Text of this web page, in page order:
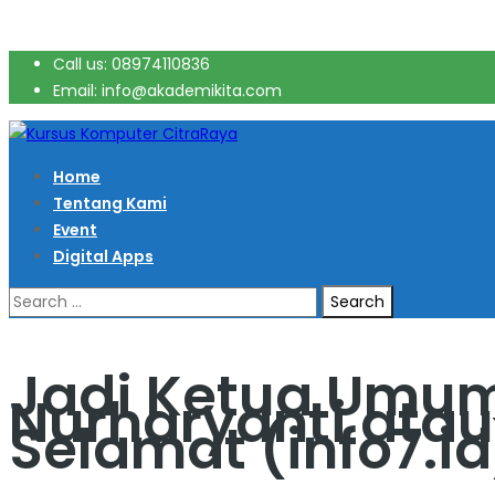
Call us: 08974110836
Email: info@akademikita.com
Home
Tentang Kami
Event
Digital Apps
Search
for:
Jadi Ketua
Nurharyanti
Selamat